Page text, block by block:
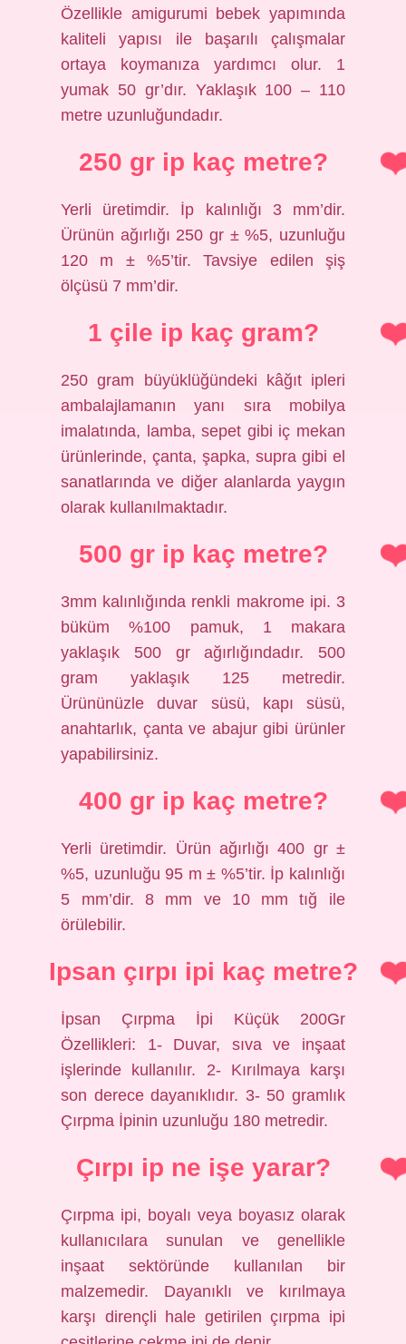
Özellikle amigurumi bebek yapımında
kaliteli yapısı ile başarılı çalışmalar
ortaya koymanıza yardımcı olur. 1
yumak 50 gr’dır. Yaklaşık 100 – 110
metre uzunluğundadır.
250 gr ip kaç metre?
Yerli üretimdir. İp kalınlığı 3 mm’dir.
Ürünün ağırlığı 250 gr ± %5, uzunluğu
120 m ± %5’tir. Tavsiye edilen şiş
ölçüsü 7 mm’dir.
1 çile ip kaç gram?
250 gram büyüklüğündeki kâğıt ipleri
ambalajlamanın yanı sıra mobilya
imalatında, lamba, sepet gibi iç mekan
ürünlerinde, çanta, şapka, supra gibi el
sanatlarında ve diğer alanlarda yaygın
olarak kullanılmaktadır.
500 gr ip kaç metre?
3mm kalınlığında renkli makrome ipi. 3
büküm %100 pamuk, 1 makara
yaklaşık 500 gr ağırlığındadır. 500
gram yaklaşık 125 metredir.
Ürününüzle duvar süsü, kapı süsü,
anahtarlık, çanta ve abajur gibi ürünler
yapabilirsiniz.
400 gr ip kaç metre?
Yerli üretimdir. Ürün ağırlığı 400 gr ±
%5, uzunluğu 95 m ± %5’tir. İp kalınlığı
5 mm’dir. 8 mm ve 10 mm tığ ile
örülebilir.
Ipsan çırpı ipi kaç metre?
İpsan Çırpma İpi Küçük 200Gr
Özellikleri: 1- Duvar, sıva ve inşaat
işlerinde kullanılır. 2- Kırılmaya karşı
son derece dayanıklıdır. 3- 50 gramlık
Çırpma İpinin uzunluğu 180 metredir.
Çırpı ip ne işe yarar?
Çırpma ipi, boyalı veya boyasız olarak
kullanıcılara sunulan ve genellikle
inşaat sektöründe kullanılan bir
malzemedir. Dayanıklı ve kırılmaya
karşı dirençli hale getirilen çırpma ipi